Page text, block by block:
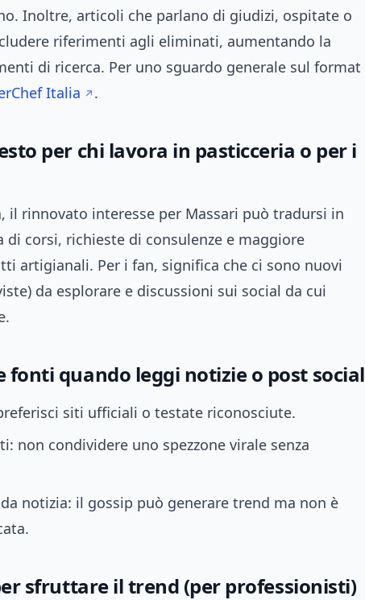
Inoltre, articoli che parlano di giudizi, ospitate o
riferimenti agli eliminati, aumentando la
di ricerca. Per uno sguardo generale sul format
Italia .
per chi lavora in pasticceria o per i
il rinnovato interesse per Massari può tradursi in
corsi, richieste di consulenze e maggiore
artigianali. Per i fan, significa che ci sono nuovi
da esplorare e discussioni sui social da cui
fonti quando leggi notizie o post social
siti ufficiali o testate riconosciute.
non condividere uno spezzone virale senza
notizia: il gossip può generare trend ma non è
sfruttare il trend (per professionisti)